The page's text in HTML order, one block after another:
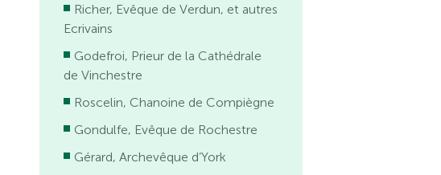
Richer, Evêque de Verdun, et autres
Ecrivains
Godefroi, Prieur de la Cathédrale
de Vinchestre
Roscelin, Chanoine de Compiègne
Gondulfe, Evêque de Rochestre
Gérard, Archevêque d’York